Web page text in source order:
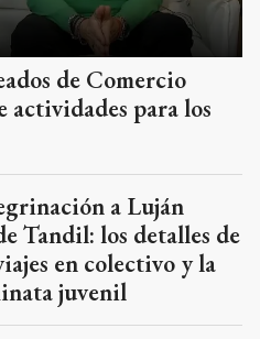
de Comercio
actividades para los
a Luján
Tandil: los detalles de
en colectivo y la
juvenil